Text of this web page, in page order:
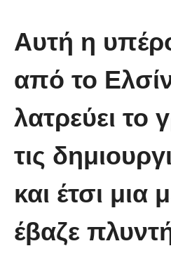
Οι 5 Γιατροί
όταν έπεσε απλά
Αυτή η
από το
λατρεύει το
τις
και έτσι μια
έβαζε